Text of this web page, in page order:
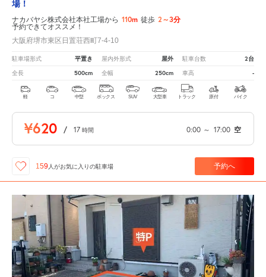
場！
ナカバヤシ株式会社本社工場から 110m 徒歩 2～3分
予約できてオススメ！
大阪府堺市東区日置荘西町7-4-10
駐車場形式 平置き 屋内外形式 屋外 駐車台数 2台
全長 500cm 全幅 250cm 車高 -
軽 コ 中型 ボックス SUV 大型車 トラック 原付 バイク
¥620 / 17 時間 0:00 ～ 17:00 空
159人がお気に入りの駐車場 予約へ